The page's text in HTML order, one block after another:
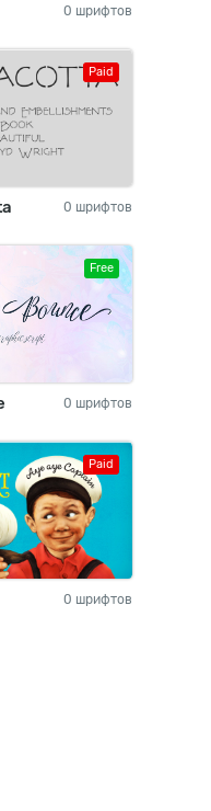
0 шрифтов
Paid
0 шрифтов
Free
0 шрифтов
Paid
0 шрифтов